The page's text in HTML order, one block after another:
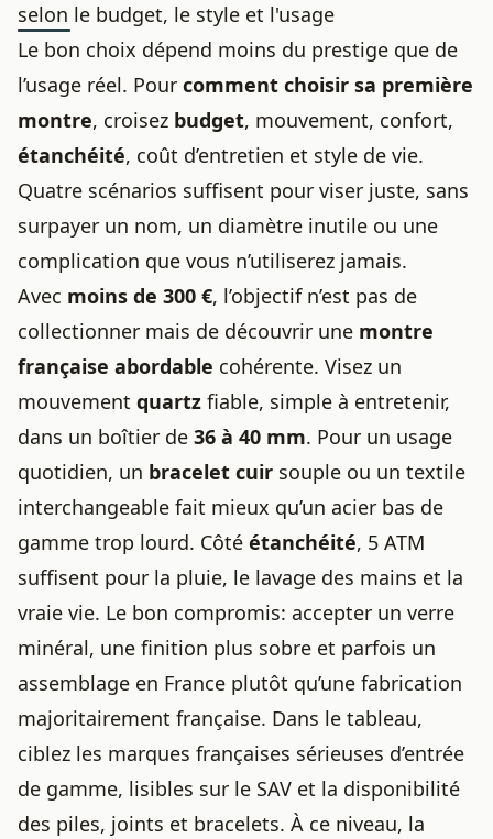
selon le budget, le style et l'usage
Le bon choix dépend moins du prestige que de
l’usage réel. Pour comment choisir sa première
montre, croisez budget, mouvement, confort,
étanchéité, coût d’entretien et style de vie.
Quatre scénarios suffisent pour viser juste, sans
surpayer un nom, un diamètre inutile ou une
complication que vous n’utiliserez jamais.
Avec moins de 300 €, l’objectif n’est pas de
collectionner mais de découvrir une montre
française abordable cohérente. Visez un
mouvement quartz fiable, simple à entretenir,
dans un boîtier de 36 à 40 mm. Pour un usage
quotidien, un bracelet cuir souple ou un textile
interchangeable fait mieux qu’un acier bas de
gamme trop lourd. Côté étanchéité, 5 ATM
suffisent pour la pluie, le lavage des mains et la
vraie vie. Le bon compromis: accepter un verre
minéral, une finition plus sobre et parfois un
assemblage en France plutôt qu’une fabrication
majoritairement française. Dans le tableau,
ciblez les marques françaises sérieuses d’entrée
de gamme, lisibles sur le SAV et la disponibilité
des piles, joints et bracelets. À ce niveau, la